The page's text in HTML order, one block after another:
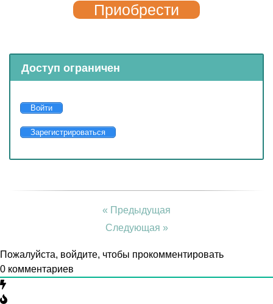
Приобрести
Доступ ограничен
Войти
Зарегистрироваться
« Предыдущая
Следующая »
Пожалуйста, войдите, чтобы прокомментировать
0 комментариев